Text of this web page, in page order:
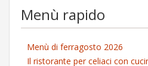
Menù rapido
Menù di ferragosto 2026
Il ristorante per celiaci con